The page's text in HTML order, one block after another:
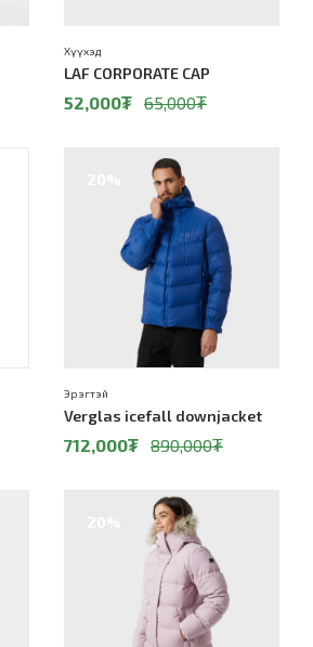
LAF CORPORATE CAP
Хүүхэд
52,000₮ 65,000₮
Verglas icefall downjacket
Эрэгтэй
712,000₮ 890,000₮